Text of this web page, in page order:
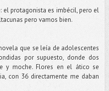
el protagonista es imbécil, pero el
pero vamos bien.
que se leía de adolescentes
por supuesto, donde dos
y moche. Flores en el ático se
con 36 directamente me daban